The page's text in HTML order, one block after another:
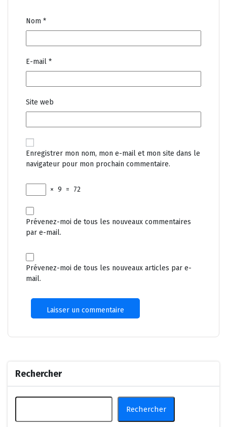
Nom *
E-mail *
Site web
Enregistrer mon nom, mon e-mail et mon site dans le
navigateur pour mon prochain commentaire.
× 9 = 72
Prévenez-moi de tous les nouveaux commentaires
par e-mail.
Prévenez-moi de tous les nouveaux articles par e-
mail.
Rechercher
Rechercher